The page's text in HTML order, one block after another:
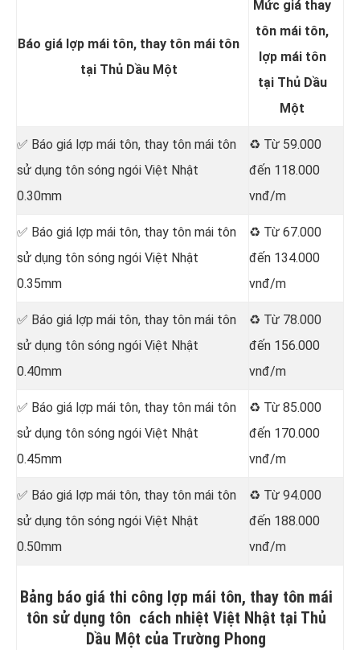
Báo giá lợp mái tôn, thay tôn mái tôn
tại Thủ Dầu Một
Mức giá thay
tôn mái tôn,
lợp mái tôn
tại Thủ Dầu
Một
✅ Báo giá lợp mái tôn, thay tôn mái tôn
sử dụng tôn sóng ngói Việt Nhật
0.30mm
♻️ Từ 59.000
đến 118.000
vnđ/m
✅ Báo giá lợp mái tôn, thay tôn mái tôn
sử dụng tôn sóng ngói Việt Nhật
0.35mm
♻️ Từ 67.000
đến 134.000
vnđ/m
✅ Báo giá lợp mái tôn, thay tôn mái tôn
sử dụng tôn sóng ngói Việt Nhật
0.40mm
♻️ Từ 78.000
đến 156.000
vnđ/m
✅ Báo giá lợp mái tôn, thay tôn mái tôn
sử dụng tôn sóng ngói Việt Nhật
0.45mm
♻️ Từ 85.000
đến 170.000
vnđ/m
✅ Báo giá lợp mái tôn, thay tôn mái tôn
sử dụng tôn sóng ngói Việt Nhật
0.50mm
♻️ Từ 94.000
đến 188.000
vnđ/m
Bảng báo giá thi công lợp mái tôn, thay tôn mái
tôn sử dụng tôn cách nhiệt Việt Nhật tại Thủ
Dầu Một của Trường Phong